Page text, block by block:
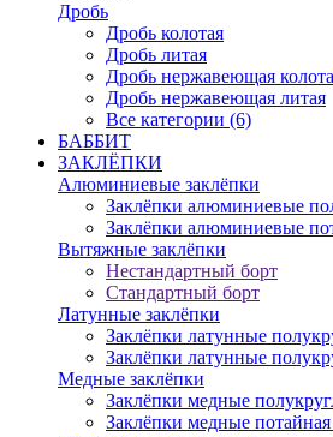
Дробь
Дробь колотая
Дробь литая
Дробь нержавеющая
Дробь нержавеющая литая
Все категории (6)
БАББИТ
ЗАКЛЁПКИ
Алюминиевые заклёпки
Заклёпки алюминиевые
Заклёпки алюминиевые
Вытяжные заклёпки
Нестандартный борт
Стандартный борт
Латунные заклёпки
Заклёпки латунные
Заклёпки латунные
Медные заклёпки
Заклёпки медные
Заклёпки медные потайная